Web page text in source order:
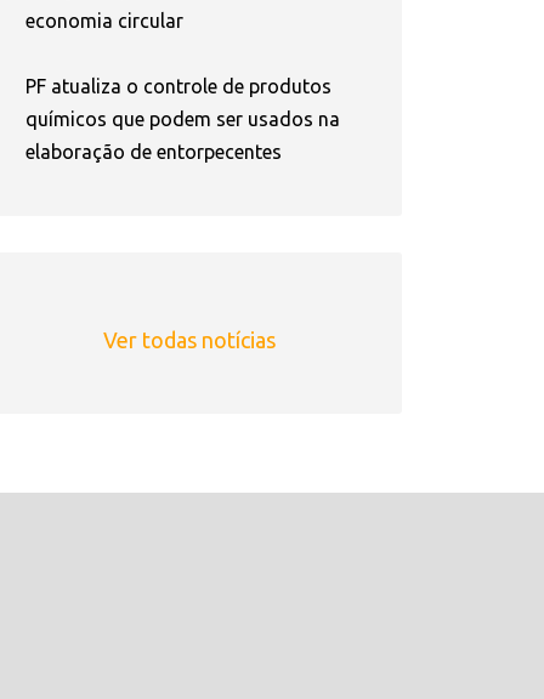
economia circular
PF atualiza o controle de produtos
químicos que podem ser usados na
elaboração de entorpecentes
Ver todas notícias